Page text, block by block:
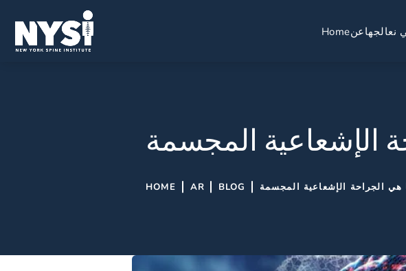
Homeعننعالجها
الإشعاعية المجسمة
HOME AR BLOG هي الجراحة الإشعاعية المجسمة